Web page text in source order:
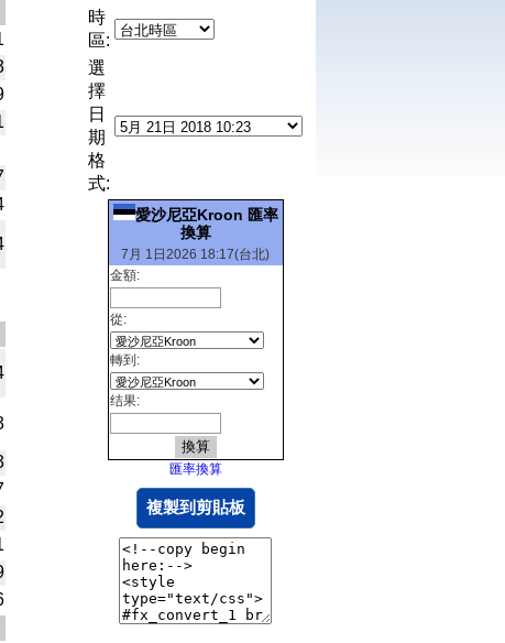
時
區:
選
擇
日
期
格
式:
愛沙尼亞Kroon 匯率
換算
7月 1日2026 18:17(台北)
金額:
從:
轉到:
结果:
匯率換算
複製到剪貼板